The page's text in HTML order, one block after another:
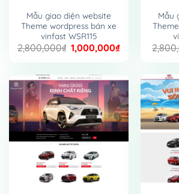
Mẫu giao diện website
Theme wordpress bán xe
vinfast WSR115
2,800,000₫ Giá
gốc
2,800,000₫.
1,000,000₫Giá
1,000,000₫.
Mẫu